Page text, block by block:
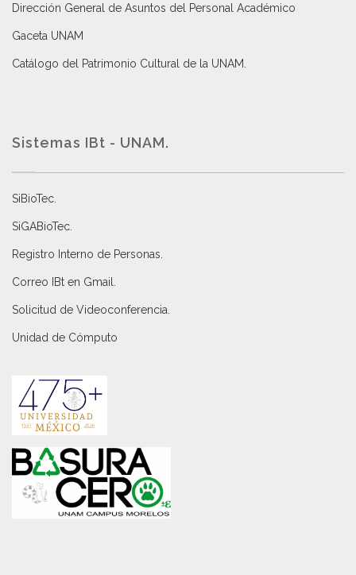
Dirección General de Asuntos del Personal Académico
Gaceta UNAM
Catálogo del Patrimonio Cultural de la UNAM.
Sistemas IBt - UNAM.
SiBioTec
SiGABioTec.
Registro Interno de Personas
Correo IBt en Gmail
Solicitud de Videoconferencia.
Unidad de Cómputo